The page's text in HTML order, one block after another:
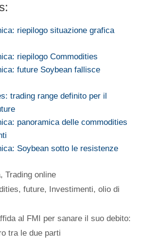
riepilogo situazione grafica
riepilogo Commodities
future Soybean fallisce
trading range definito per il
panoramica delle commodities
Soybean sotto le resistenze
,Trading online
,future, Investimenti,olio di
al FMI per sanare il suo debito:
tra le due parti